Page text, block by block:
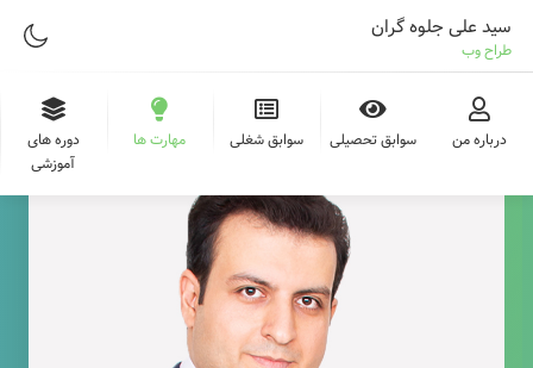
سید علی جلوه گران
طراح وب
درباره من سوابق تحصیلی سوابق شغلی مهارت ها
دوره های
آموزشی